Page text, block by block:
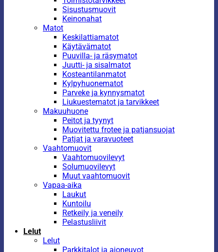
Sisustusmuovit
Keinonahat
Matot
Keskilattiamatot
Käytävämatot
Puuvilla- ja räsymatot
Juutti- ja sisalmatot
Kosteantilanmatot
Kylpyhuonematot
Parveke ja kynnysmatot
Liukuestematot ja tarvikkeet
Makuuhuone
Peitot ja tyynyt
Muovitettu frotee ja patjansuojat
Patjat ja varavuoteet
Vaahtomuovit
Vaahtomuovilevyt
Solumuovilevyt
Muut vaahtomuovit
Vapaa-aika
Laukut
Kuntoilu
Retkeily ja veneily
Pelastusliivit
Lelut
Lelut
Parkkitalot ja ajoneuvot